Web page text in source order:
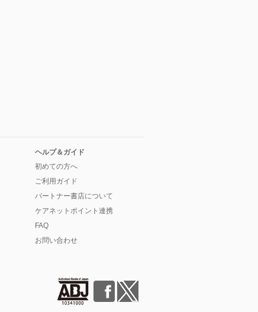
ヘルプ＆ガイド
初めての方へ
ご利用ガイド
パートナー書店について
ケアネットポイント連携
FAQ
お問い合わせ